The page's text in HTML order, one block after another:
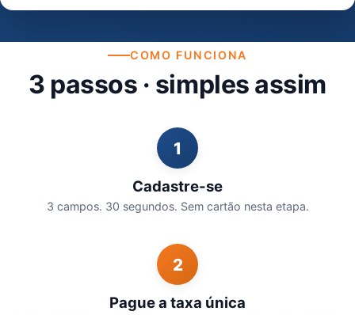
COMO FUNCIONA
3 passos · simples assim
1
Cadastre-se
3 campos. 30 segundos. Sem cartão nesta etapa.
2
Pague a taxa única